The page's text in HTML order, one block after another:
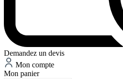
Demandez un devis
Mon compte
Mon panier